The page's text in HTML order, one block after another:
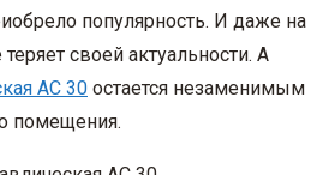
популярность. И даже на
своей актуальности. А
AC 30 остается незаменимым
помещения.